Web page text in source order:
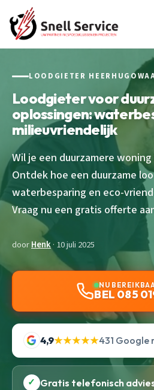
LOODGIETER
Loodgieter voor
oplossingen:
milieuvriendelijk
Wil je een duurzamere
Ontdek hoe een duurzame
waterbesparing en eco-
Vraag nu een gratis offerte
doorHenk· 10 juli 2025
NU
BEL 085
4,9★★★★★431 Google
✓ Gratis telefonisch